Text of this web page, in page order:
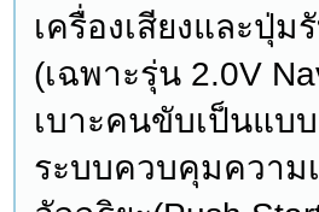
เครื่องเสียงและปุ่
(เฉพาะรุ่น 2.0V
เบาะคนขับเป็นแบ
ระบบควบคุมความ